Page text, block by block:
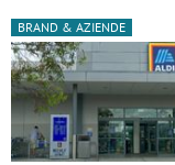
BRAND & AZIENDE